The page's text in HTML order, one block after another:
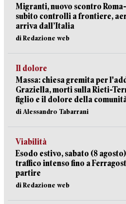
Migranti, nuovo scontro
subito controlli a frontiere,
arriva dall’Italia
di Redazione web
Il dolore
Massa: chiesa gremita per
Graziella, morti sulla Rieti-
figlio e il dolore della
di Alessandro Tabarrani
Viabilità
Esodo estivo, sabato (8
traffico intenso fino a
partire
di Redazione web